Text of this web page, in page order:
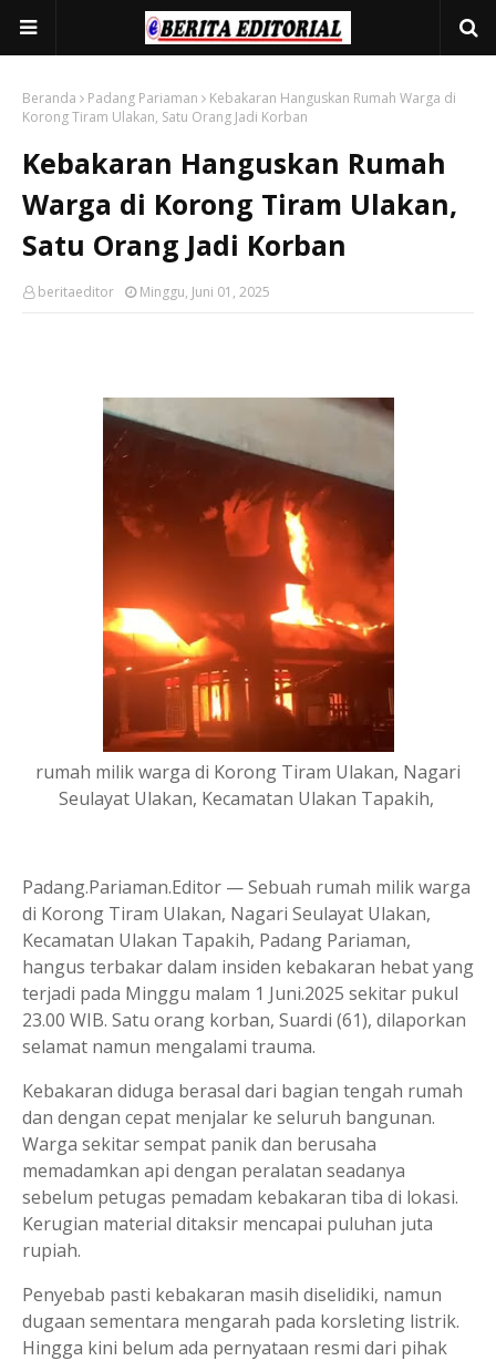
Beranda Padang Pariaman
Kebakaran Hanguskan Rumah Warga di
Korong Tiram Ulakan, Satu Orang Jadi Korban
Kebakaran Hanguskan Rumah
Warga di Korong Tiram Ulakan,
Satu Orang Jadi Korban
beritaeditor Minggu, Juni 01, 2025
rumah milik warga di Korong Tiram Ulakan, Nagari
Seulayat Ulakan, Kecamatan Ulakan Tapakih,
Padang.Pariaman.Editor — Sebuah rumah milik warga
di Korong Tiram Ulakan, Nagari Seulayat Ulakan,
Kecamatan Ulakan Tapakih, Padang Pariaman,
hangus terbakar dalam insiden kebakaran hebat yang
terjadi pada Minggu malam 1 Juni.2025 sekitar pukul
23.00 WIB. Satu orang korban, Suardi (61), dilaporkan
selamat namun mengalami trauma.
Kebakaran diduga berasal dari bagian tengah rumah
dan dengan cepat menjalar ke seluruh bangunan.
Warga sekitar sempat panik dan berusaha
memadamkan api dengan peralatan seadanya
sebelum petugas pemadam kebakaran tiba di lokasi.
Kerugian material ditaksir mencapai puluhan juta
rupiah.
Penyebab pasti kebakaran masih diselidiki, namun
dugaan sementara mengarah pada korsleting listrik.
Hingga kini belum ada pernyataan resmi dari pihak